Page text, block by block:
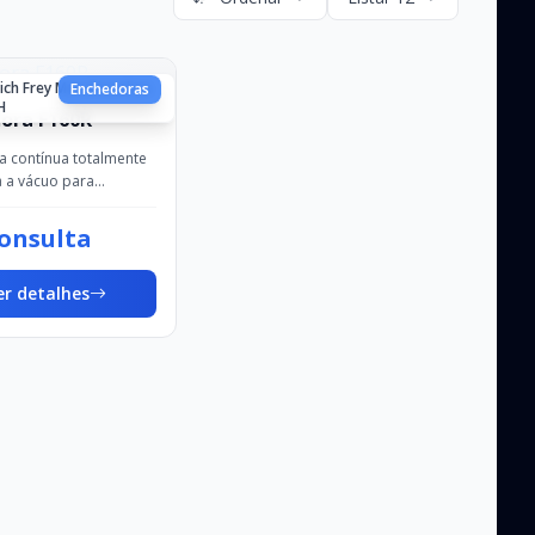
Frey Maschinenbau
Enchedoras
F160R
contínua totalmente
a vácuo para
e LIGAÇÃO -
de enchimento: até
kg/h -...
detalhes